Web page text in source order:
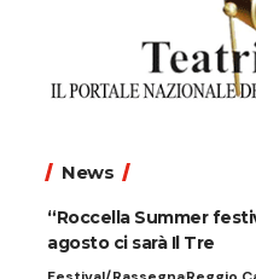
News
“Roccella Summer
agosto ci sarà Il Tre